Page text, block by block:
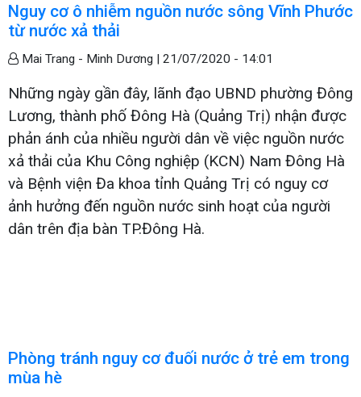
Nguy cơ ô nhiễm nguồn nước sông Vĩnh Phước
từ nước xả thải
Mai Trang - Minh Dương | 21/07/2020 - 14:01
Những ngày gần đây, lãnh đạo UBND phường Đông
Lương, thành phố Đông Hà (Quảng Trị) nhận được
phản ánh của nhiều người dân về việc nguồn nước
xả thải của Khu Công nghiệp (KCN) Nam Đông Hà
và Bệnh viện Đa khoa tỉnh Quảng Trị có nguy cơ
ảnh hưởng đến nguồn nước sinh hoạt của người
dân trên địa bàn TP.Đông Hà.
Phòng tránh nguy cơ đuối nước ở trẻ em trong
mùa hè